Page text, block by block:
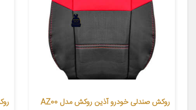
روکش صندلی خودرو آذین روکش مدل AZ00